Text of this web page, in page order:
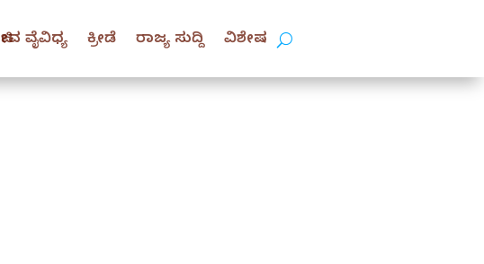
ಜೀವ ವೈವಿಧ್ಯ ಕ್ರೀಡೆ ರಾಜ್ಯ ಸುದ್ದಿ ವಿಶೇಷ